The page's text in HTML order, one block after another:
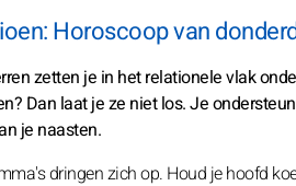
Horoscoop van
zetten je in het relationele vlak
Dan laat je ze niet los. Je
je naasten.
dringen zich op. Houd je hoofd